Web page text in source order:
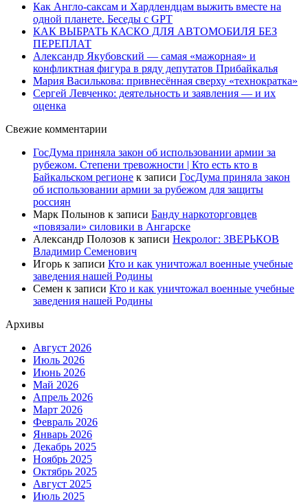
Как Англо-саксам и Хардлендцам выжить вместе на
одной планете. Беседы с GPT
КАК ВЫБРАТЬ КАСКО ДЛЯ АВТОМОБИЛЯ БЕЗ
ПЕРЕПЛАТ
Александр Якубовский — самая «мажорная» и
конфликтная фигура в ряду депутатов Прибайкалья
Мария Василькова: привнесённая сверху «технократка»
Сергей Левченко: деятельность и заявления — и их
оценка
Свежие комментарии
ГосДума приняла закон об использовании армии за
рубежом. Степени тревожности | Кто есть кто в
Байкальском регионе к записи ГосДума приняла закон
об использовании армии за рубежом для защиты
россиян
Марк Полынов к записи Банду наркоторговцев
«повязали» силовики в Ангарске
Александр Полозов к записи Некролог: ЗВЕРЬКОВ
Владимир Семенович
Игорь к записи Кто и как уничтожал военные учебные
заведения нашей Родины
Семен к записи Кто и как уничтожал военные учебные
заведения нашей Родины
Архивы
Август 2026
Июль 2026
Июнь 2026
Май 2026
Апрель 2026
Март 2026
Февраль 2026
Январь 2026
Декабрь 2025
Ноябрь 2025
Октябрь 2025
Август 2025
Июль 2025